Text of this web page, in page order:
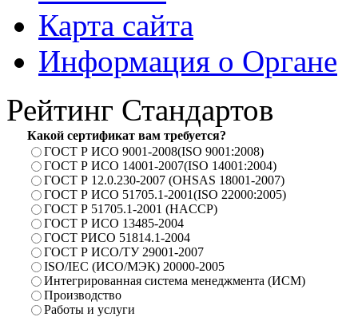
Карта сайта
Информация о Органе
Рейтинг Стандартов
Какой сертификат вам требуется?
ГОСТ Р ИСО 9001-2008(ISO 9001:2008)
ГОСТ Р ИСО 14001-2007(ISO 14001:2004)
ГОСТ Р 12.0.230-2007 (OHSAS 18001-2007)
ГОСТ Р ИСО 51705.1-2001(ISO 22000:2005)
ГОСТ Р 51705.1-2001 (HACCP)
ГОСТ Р ИСО 13485-2004
ГОСТ РИСО 51814.1-2004
ГОСТ Р ИСО/ТУ 29001-2007
ISO/IEC (ИСО/МЭК) 20000-2005
Интегрированная система менеджмента (ИСМ)
Производство
Работы и услуги